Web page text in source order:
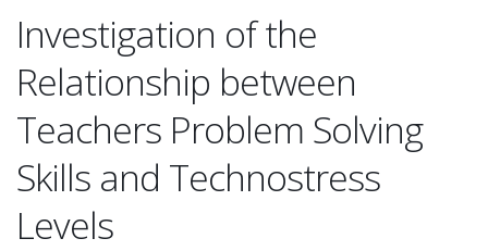
Investigation of the
Relationship between
Teachers Problem Solving
Skills and Technostress
Levels